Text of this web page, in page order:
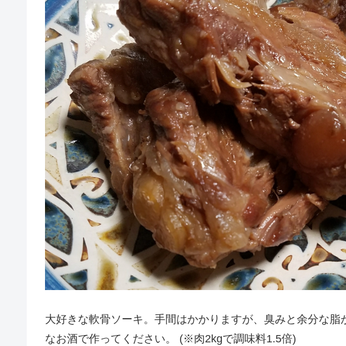
大好きな軟骨ソーキ。手間はかかりますが、臭みと余分な脂
なお酒で作ってください。 (※肉2kgで調味料1.5倍)